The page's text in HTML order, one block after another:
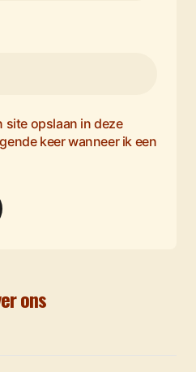
site opslaan in deze
keer wanneer ik een
ons